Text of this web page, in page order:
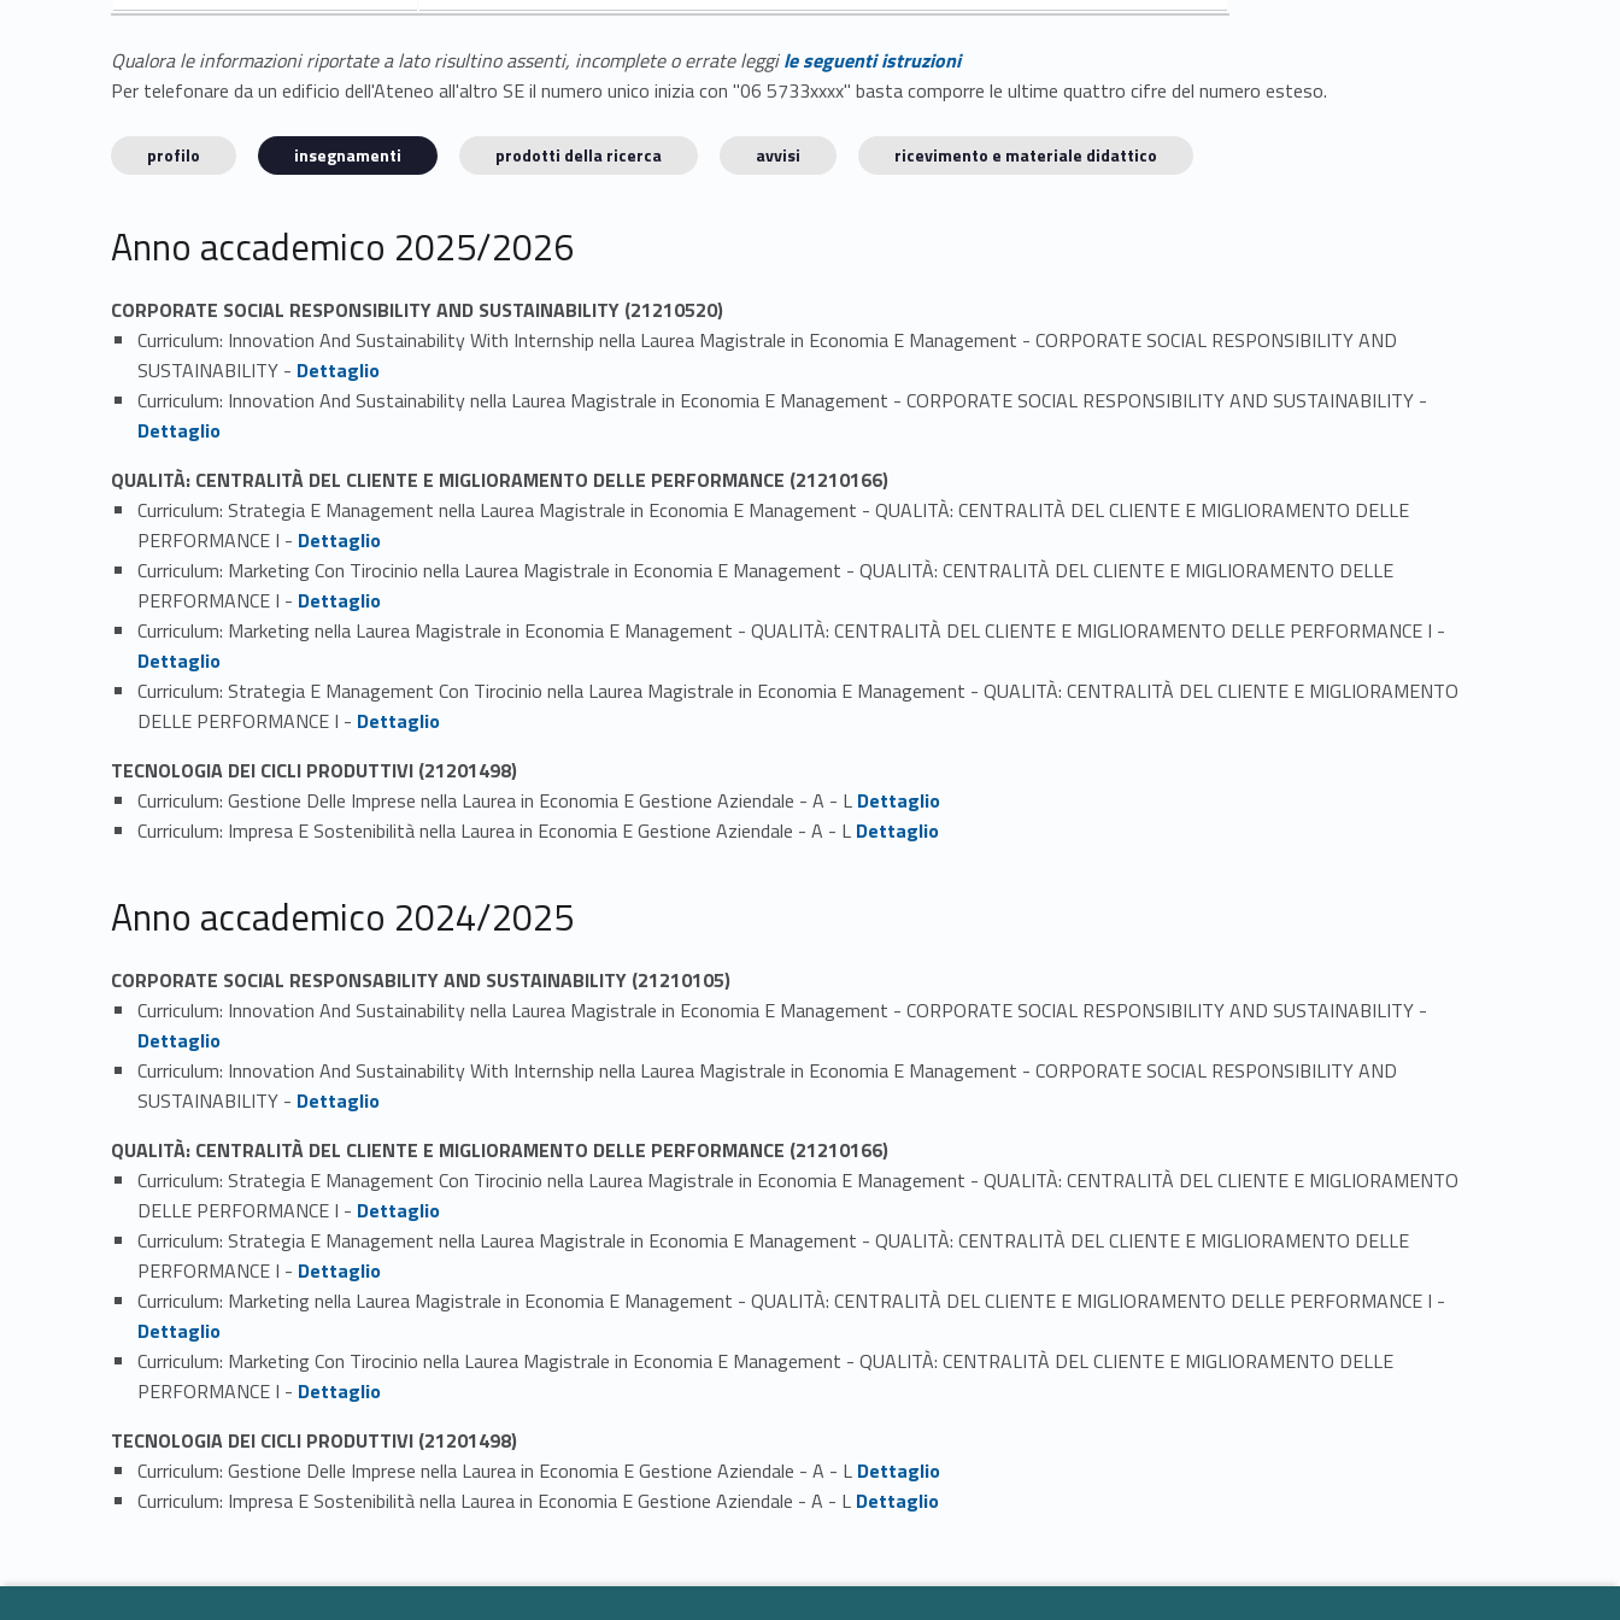
Qualora le informazioni riportate a lato risultino assenti, incomplete o errate leggile seguenti istruzioni
Per telefonare da un edificio dell'Ateneo all'altro SE il numero unico inizia con "06 5733xxxx" basta comporre le ultime quattro cifre del numero esteso.
profilo insegnamenti prodotti della ricerca avvisi ricevimento e materiale didattico
Anno accademico 2025/2026
CORPORATE SOCIAL RESPONSIBILITY AND SUSTAINABILITY (21210520)
Curriculum: Innovation And Sustainability With Internship nella Laurea Magistrale in Economia E Management - CORPORATE SOCIAL RESPONSIBILITY AND
SUSTAINABILITY - Link identifier #identifier_person_39783-1
Dettaglio
Curriculum: Innovation And Sustainability nella Laurea Magistrale in Economia E Management - CORPORATE SOCIAL RESPONSIBILITY AND SUSTAINABILITY -
Dettaglio
QUALITÀ: CENTRALITÀ DEL CLIENTE E MIGLIORAMENTO DELLE PERFORMANCE (21210166)
Curriculum: Strategia E Management nella Laurea Magistrale in Economia E Management - QUALITÀ: CENTRALITÀ DEL CLIENTE E MIGLIORAMENTO DELLE
PERFORMANCE I - Link identifier #identifier_person_160882-1
Dettaglio
Curriculum: Marketing Con Tirocinio nella Laurea Magistrale in Economia E Management - QUALITÀ: CENTRALITÀ DEL CLIENTE E MIGLIORAMENTO DELLE
PERFORMANCE I - Link identifier #identifier_person_21281-2
Dettaglio
Curriculum: Marketing nella Laurea Magistrale in Economia E Management - QUALITÀ: CENTRALITÀ DEL CLIENTE E MIGLIORAMENTO DELLE PERFORMANCE I -
Dettaglio
Curriculum: Strategia E Management Con Tirocinio nella Laurea Magistrale in Economia E Management - QUALITÀ: CENTRALITÀ DEL CLIENTE E MIGLIORAMENTO
DELLE PERFORMANCE I - Link identifier #identifier_person_59406-4
Dettaglio
TECNOLOGIA DEI CICLI PRODUTTIVI (21201498)
Curriculum: Gestione Delle Imprese nella Laurea in Economia E Gestione Aziendale - A - L Link identifier #identifier_person_155206-1
Dettaglio
Curriculum: Impresa E Sostenibilità nella Laurea in Economia E Gestione Aziendale - A - L Link identifier #identifier_person_161499-2
Dettaglio
Anno accademico 2024/2025
CORPORATE SOCIAL RESPONSABILITY AND SUSTAINABILITY (21210105)
Curriculum: Innovation And Sustainability nella Laurea Magistrale in Economia E Management - CORPORATE SOCIAL RESPONSIBILITY AND SUSTAINABILITY -
Dettaglio
Curriculum: Innovation And Sustainability With Internship nella Laurea Magistrale in Economia E Management - CORPORATE SOCIAL RESPONSIBILITY AND
SUSTAINABILITY - Link identifier #identifier_person_116192-2
Dettaglio
QUALITÀ: CENTRALITÀ DEL CLIENTE E MIGLIORAMENTO DELLE PERFORMANCE (21210166)
Curriculum: Strategia E Management Con Tirocinio nella Laurea Magistrale in Economia E Management - QUALITÀ: CENTRALITÀ DEL CLIENTE E MIGLIORAMENTO
DELLE PERFORMANCE I - Link identifier #identifier_person_135641-1
Dettaglio
Curriculum: Strategia E Management nella Laurea Magistrale in Economia E Management - QUALITÀ: CENTRALITÀ DEL CLIENTE E MIGLIORAMENTO DELLE
PERFORMANCE I - Link identifier #identifier_person_196589-2
Dettaglio
Curriculum: Marketing nella Laurea Magistrale in Economia E Management - QUALITÀ: CENTRALITÀ DEL CLIENTE E MIGLIORAMENTO DELLE PERFORMANCE I -
Dettaglio
Curriculum: Marketing Con Tirocinio nella Laurea Magistrale in Economia E Management - QUALITÀ: CENTRALITÀ DEL CLIENTE E MIGLIORAMENTO DELLE
PERFORMANCE I - Link identifier #identifier_person_1687-4
Dettaglio
TECNOLOGIA DEI CICLI PRODUTTIVI (21201498)
Curriculum: Gestione Delle Imprese nella Laurea in Economia E Gestione Aziendale - A - L Link identifier #identifier_person_53675-1
Dettaglio
Curriculum: Impresa E Sostenibilità nella Laurea in Economia E Gestione Aziendale - A - L Link identifier #identifier_person_62107-2
Dettaglio